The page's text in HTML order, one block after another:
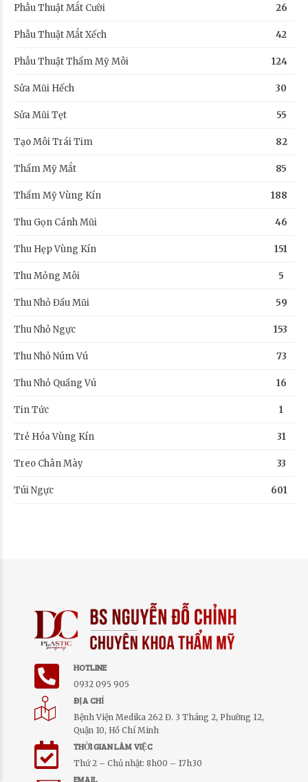
Phẫu Thuật Mắt Cười 26
Phẫu Thuật Mắt Xếch 42
Phẫu Thuật Thẩm Mỹ Môi 124
Sửa Mũi Hếch 30
Sửa Mũi Tẹt 55
Tạo Môi Trái Tim 82
Thẩm Mỹ Mắt 85
Thẩm Mỹ Vùng Kín 188
Thu Gọn Cánh Mũi 46
Thu Hẹp Vùng Kín 151
Thu Mỏng Môi 5
Thu Nhỏ Đầu Mũi 59
Thu Nhỏ Ngực 153
Thu Nhỏ Núm Vú 73
Thu Nhỏ Quầng Vú 16
Tin Tức 1
Trẻ Hóa Vùng Kín 31
Treo Chân Mày 33
Túi Ngực 601
HOTLINE
0932 095 905
ĐỊA CHỈ
Bệnh Viện Medika 262 Đ. 3 Tháng 2, Phường 12,
Quận 10, Hồ Chí Minh
THỜI GIAN LÀM VIỆC
Thứ 2 – Chủ nhật: 8h00 – 17h30
EMAIL